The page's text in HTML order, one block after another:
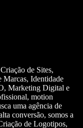
de Sites,
Identidade
Marketing Digital e
motion
uma agência de
conversão, somos a
de Logotipos,